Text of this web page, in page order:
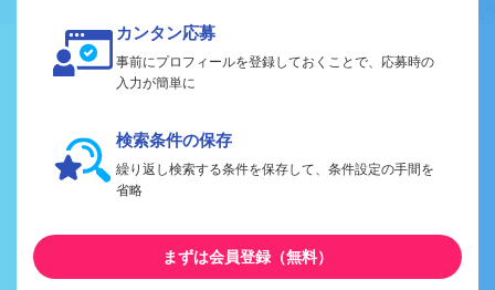
カンタン応募
事前にプロフィールを登録しておくことで、応募時の
入力が簡単に
検索条件の保存
繰り返し検索する条件を保存して、条件設定の手間を
省略
まずは会員登録（無料）